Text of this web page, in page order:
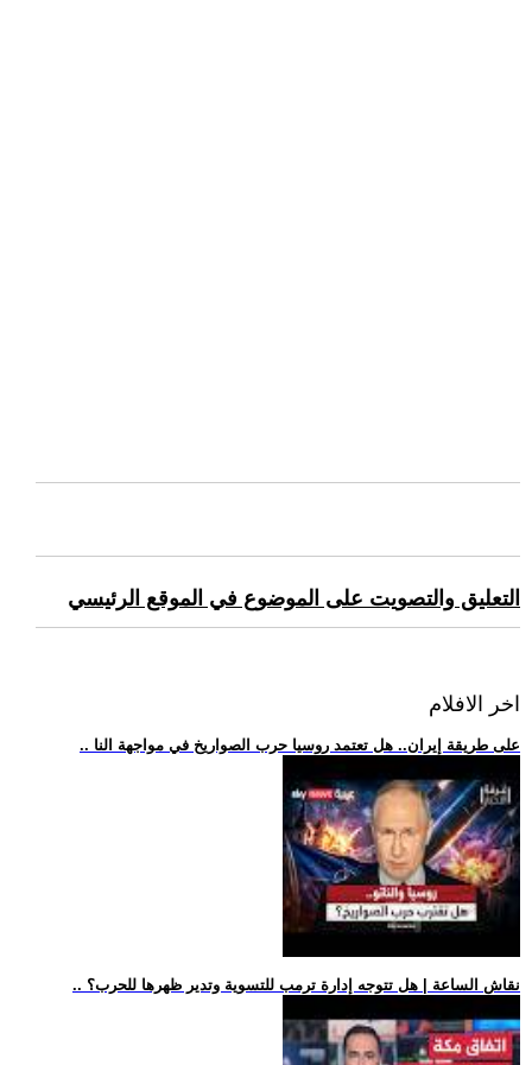
التعليق والتصويت على الموضوع في الموقع الرئيسي
اخر الافلام
.. على طريقة إيران.. هل تعتمد روسيا حرب الصواريخ في مواجهة النا
.. نقاش الساعة | هل تتوجه إدارة ترمب للتسوية وتدير ظهرها للحرب؟